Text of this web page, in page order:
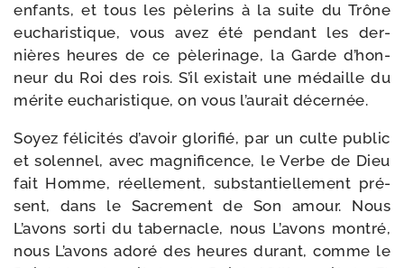
enfants, et tous les pèle­rins à la suite du Trône
eucha­ris­tique, vous avez été pen­dant les der­
nières heures de ce pèle­ri­nage, la Garde d’hon­
neur du Roi des rois. S’il exis­tait une médaille du
mérite eucha­ris­tique, on vous l’au­rait décernée.
Soyez féli­ci­tés d’a­voir glo­ri­fié, par un culte public
et solen­nel, avec magni­fi­cence, le Verbe de Dieu
fait Homme, réel­le­ment, sub­stan­tiel­le­ment pré­
sent, dans le Sacrement de Son amour. Nous
L’avons sor­ti du taber­nacle, nous L’avons mon­tré,
nous L’avons ado­ré des heures durant, comme le